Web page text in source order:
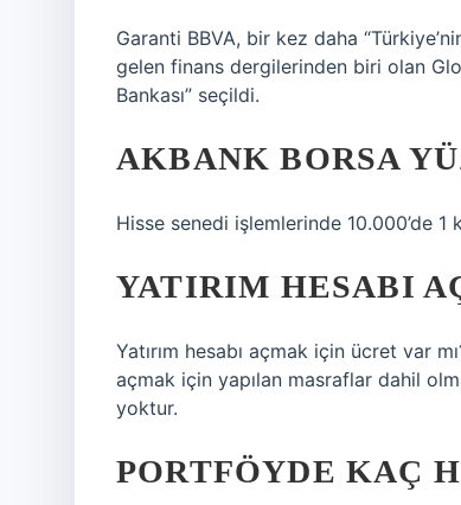
Garanti BBVA, bir kez daha
gelen finans dergilerinden biri olan
Bankası” seçildi.
AKBANK BORSA
Hisse senedi işlemlerinde 10.000’de 1
YATIRIM HESABI
Yatırım hesabı açmak için ücret var
açmak için yapılan masraflar dahil
yoktur.
PORTFÖYDE KAÇ